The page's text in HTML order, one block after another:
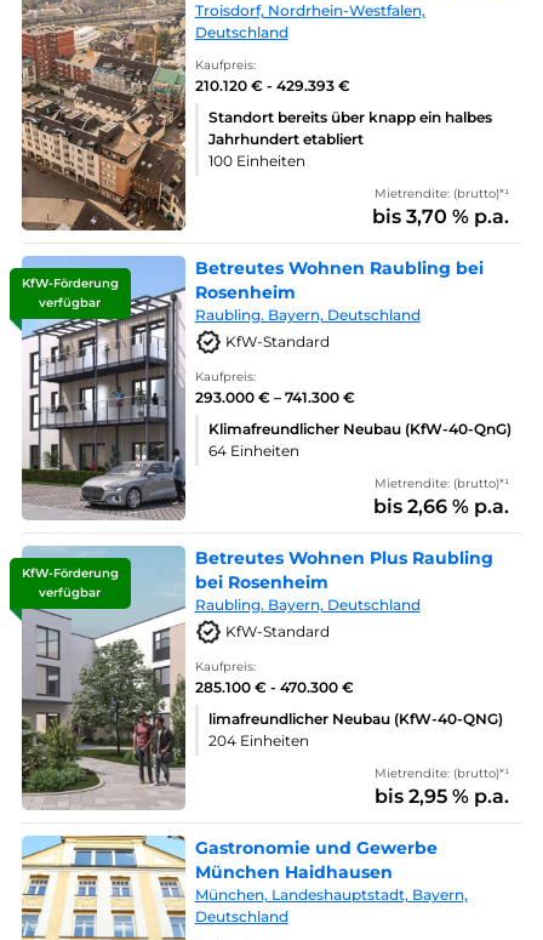
Troisdorf, Nordrhein-Westfalen,
Deutschland
Kaufpreis:
210.120 € - 429.393 €
Standort bereits über knapp ein halbes
Jahrhundert etabliert
100 Einheiten
Mietrendite: (brutto)*¹
bis 3,70 % p.a.
KfW-Förderung
verfügbar
Betreutes Wohnen Raubling bei
Rosenheim
Raubling. Bayern, Deutschland
KfW-Standard
Kaufpreis:
293.000 € – 741.300 €
Klimafreundlicher Neubau (KfW-40-QnG)
64 Einheiten
Mietrendite: (brutto)*¹
bis 2,66 % p.a.
KfW-Förderung
verfügbar
Betreutes Wohnen Plus Raubling
bei Rosenheim
Raubling. Bayern, Deutschland
KfW-Standard
Kaufpreis:
285.100 € - 470.300 €
limafreundlicher Neubau (KfW-40-QNG)
204 Einheiten
Mietrendite: (brutto)*¹
bis 2,95 % p.a.
Gastronomie und Gewerbe
München Haidhausen
München, Landeshauptstadt, Bayern,
Deutschland